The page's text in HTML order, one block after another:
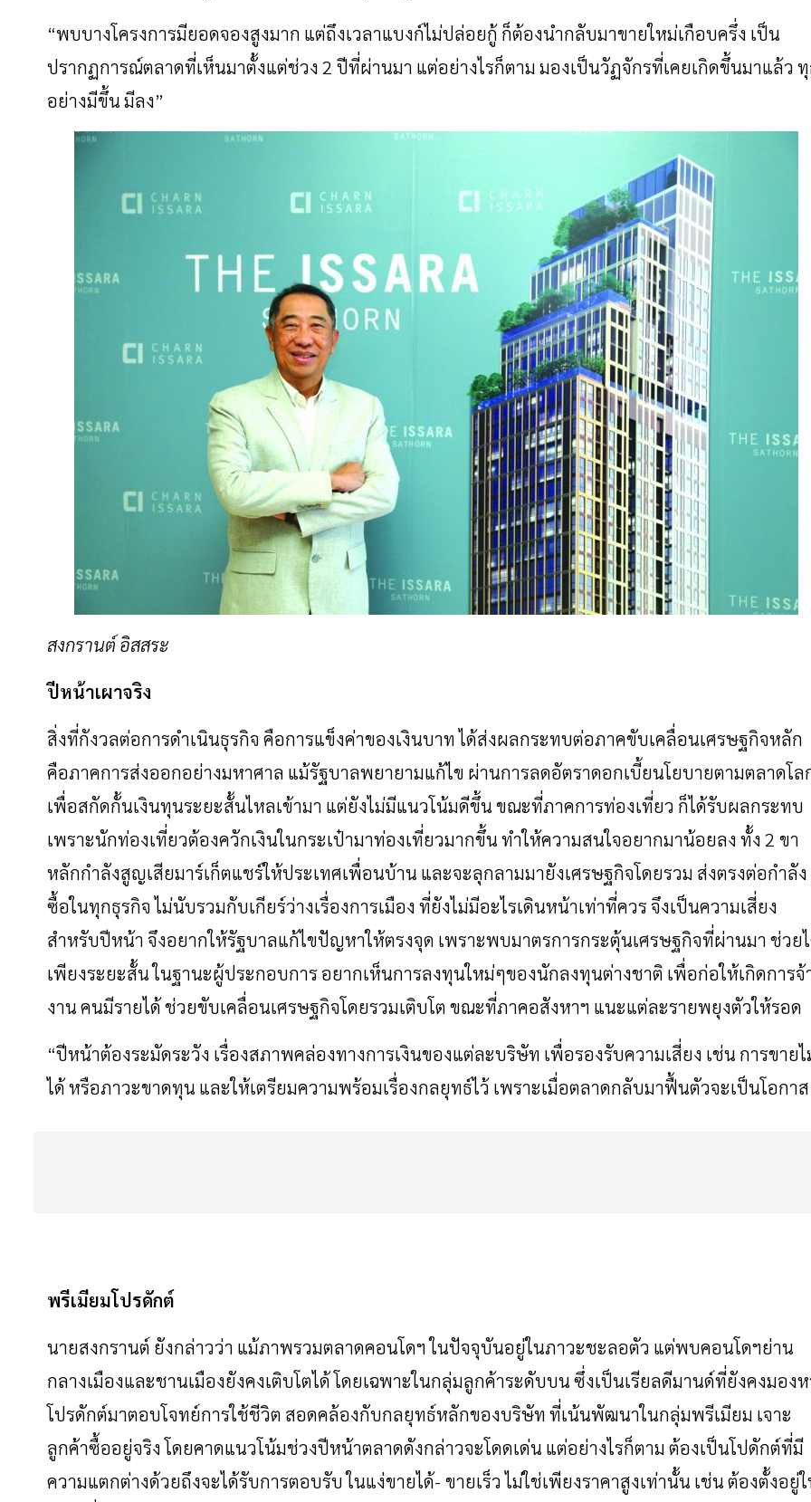
“พบบางโครงการมียอดจองสูงมาก แต่ถึงเวลาแบงก์ไม่ปล่อยกู้ ก็ต้องนำกลับมาขายใหม่เกือบครึ่ง เป็น
ปรากฏการณ์ตลาดที่เห็นมาตั้งแต่ช่วง2 ปีที่ผ่านมา แต่อย่างไรก็ตามมองเป็นวัฏจักรที่เคยเกิดขึ้นมาแล้ว
อย่างมีขึ้นมีลง”
สงกรานต์อิสสระ
ปีหน้าเผาจริง
สิ่งที่กังวลต่อการดำเนินธุรกิจคือการแข็งค่าของเงินบาทได้ส่งผลกระทบต่อภาคขับเคลื่อนเศรษฐกิจหลัก
คือภาคการส่งออกอย่างมหาศาล แม้รัฐบาลพยายามแก้ไข ผ่านการลดอัตราดอกเบี้ยนโยบายตามตลาดโล
เพื่อสกัดกั้นเงินทุนระยะสั้นไหลเข้ามา แต่ยังไม่มีแนวโน้มดีขึ้นขณะที่ภาคการท่องเที่ยว ก็ได้รับผลกระทบ
เพราะนักท่องเที่ยวต้องควักเงินในกระเป๋ามาท่องเที่ยวมากขึ้นทำให้ความสนใจอยากมาน้อยลงทั้ง2 ขา
หลักกำลังสูญเสียมาร์เก็ตแชร์ให้ประเทศเพื่อนบ้าน และจะลุกลามมายังเศรษฐกิจโดยรวม ส่งตรงต่อกำลัง
ซื้อในทุกธุรกิจไม่นับรวมกับเกียร์ว่างเรื่องการเมืองที่ยังไม่มีอะไรเดินหน้าเท่าที่ควรจึงเป็นความเสี่ยง
สำหรับปีหน้าจึงอยากให้รัฐบาลแก้ไขปัญหาให้ตรงจุด เพราะพบมาตรการกระตุ้นเศรษฐกิจที่ผ่านมาช่วย
เพียงระยะสั้นในฐานะผู้ประกอบการอยากเห็นการลงทุนใหม่ๆของนักลงทุนต่างชาติ เพื่อก่อให้เกิดการจ้
งานคนมีรายได้ช่วยขับเคลื่อนเศรษฐกิจโดยรวมเติบโตขณะที่ภาคอสังหาฯ แนะแต่ละรายพยุงตัวให้รอด
“ปีหน้าต้องระมัดระวัง เรื่องสภาพคล่องทางการเงินของแต่ละบริษัท เพื่อรองรับความเสี่ยง เช่น การขาย
ได้หรือภาวะขาดทุน และให้เตรียมความพร้อมเรื่องกลยุทธ์ไว้ เพราะเมื่อตลาดกลับมาฟื้นตัวจะเป็นโอกาส
พรีเมียมโปรดักต์
นายสงกรานต์ ยังกล่าวว่า แม้ภาพรวมตลาดคอนโดฯในปัจจุบันอยู่ในภาวะชะลอตัว แต่พบคอนโดฯย่าน
กลางเมืองและชานเมืองยังคงเติบโตได้โดยเฉพาะในกลุ่มลูกค้าระดับบนซึ่งเป็นเรียลดีมานด์ที่ยังคงมอง
โปรดักต์มาตอบโจทย์การใช้ชีวิต สอดคล้องกับกลยุทธ์หลักของบริษัทที่เน้นพัฒนาในกลุ่มพรีเมียม เจาะ
ลูกค้าซื้ออยู่จริงโดยคาดแนวโน้มช่วงปีหน้าตลาดดังกล่าวจะโดดเด่น แต่อย่างไรก็ตามต้องเป็นโปดักต์ที่มี
ความแตกต่างด้วยถึงจะได้รับการตอบรับในแง่ขายได้- ขายเร็วไม่ใช่เพียงราคาสูงเท่านั้น เช่นต้องตั้งอยู่